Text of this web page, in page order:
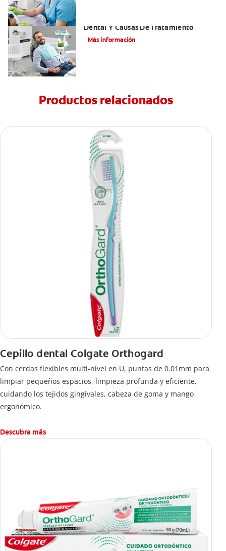
Dental Y Causas De Tratamiento
Más información
Productos relacionados
Cepillo dental Colgate Orthogard
Con cerdas flexibles multi-nivel en U, puntas de 0.01mm para
limpiar pequeños espacios, limpieza profunda y eficiente,
cuidando los tejidos gingivales, cabeza de goma y mango
ergonómico.
Descubra más